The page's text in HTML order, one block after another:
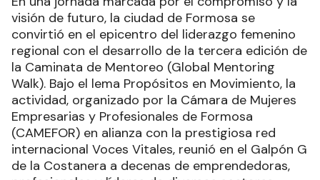
visión de futuro, la ciudad de Formosa se
convirtió en el epicentro del liderazgo femenino
regional con el desarrollo de la tercera edición de
la Caminata de Mentoreo (Global Mentoring
Walk). Bajo el lema Propósitos en Movimiento, la
actividad, organizado por la Cámara de Mujeres
Empresarias y Profesionales de Formosa
(CAMEFOR) en alianza con la prestigiosa red
internacional Voces Vitales, reunió en el Galpón G
de la Costanera a decenas de emprendedoras,